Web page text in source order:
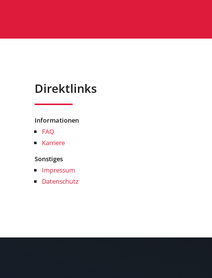
Direktlinks
Informationen
FAQ
Karriere
Sonstiges
Impressum
Datenschutz